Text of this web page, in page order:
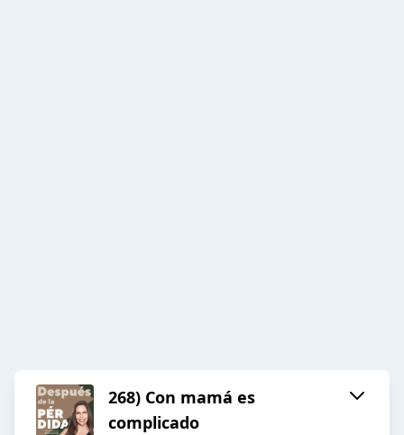
268) Con mamá es
complicado